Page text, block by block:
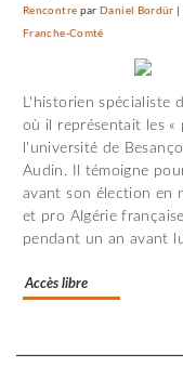
Rencontre parDaniel Bordür |
Franche-Comté
L'historien spécialiste
où il représentait les «
l'université de
Audin. Il témoigne
avant son élection en
et pro Algérie
pendant un an avant
Accès libre